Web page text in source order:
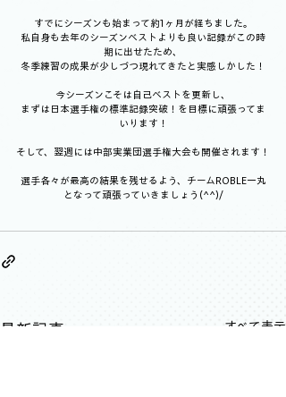
すでにシーズンも始まって約1ヶ月が経ちました。
私自身も去年のシーズンベストよりも良い記録がこの時
期に出せたため、
冬季練習の成果が少しづつ現れてきたと実感しかした！
今シーズンこそは自己ベストを更新し、
まずは日本選手権の標準記録突破！を目標に頑張ってま
いります！
そして、翌週には中部実業団選手権大会も開催されます！
選手各々が最高の結果を残せるよう、チームROBLE一丸
となって頑張っていきましょう(^^)/
最新記事 すべて表示